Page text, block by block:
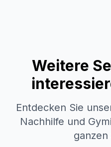
Weitere
Entdecken Sie
Nachhilfe und
ganzen